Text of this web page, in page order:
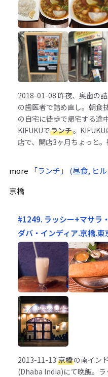
2018-01-08 昨夜、奥歯の
の歯医者で詰め直し。朝食
の自宅に徒歩で帰宅する途
KIFUKUでランチ。
店で、開店3ヶ月ちょっと。
more 「ランチ」 (昼食, ヒ
京橋
#1249. ラッシー+マサラ
ダバ・インディア.京橋.東
2013-11-13 京橋の南イン
(Dhaba India)にて晩飯。ラ